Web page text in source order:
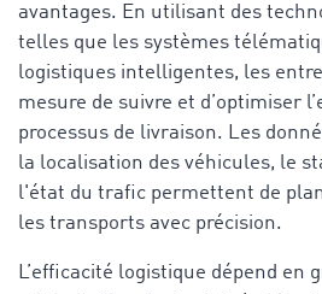
avantages. En utilisant des
telles que les systèmes
logistiques intelligentes, les
mesure de suivre et d’optimiser
processus de livraison. Les
la localisation des véhicules, le
l'état du trafic permettent de
les transports avec précision.
L’efficacité logistique dépend en